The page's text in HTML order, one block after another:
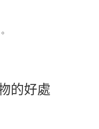
的好處